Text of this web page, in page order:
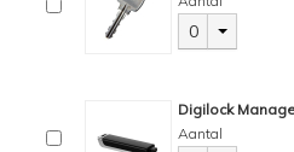
0
Digilock
Aantal